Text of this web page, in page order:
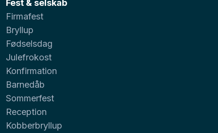
Fest & selskab
Firmafest
Bryllup
Fødselsdag
Julefrokost
Konfirmation
Barnedåb
Sommerfest
Reception
Kobberbryllup